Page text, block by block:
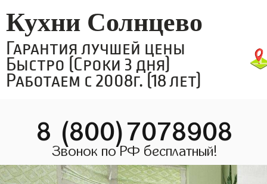
Кухни Солнцево
Гарантия лучшей цены
Быстро (Сроки 3 дня)
Работаем с 2008г. (18 лет)
8 (800)7078908
Звонок по РФ бесплатный!